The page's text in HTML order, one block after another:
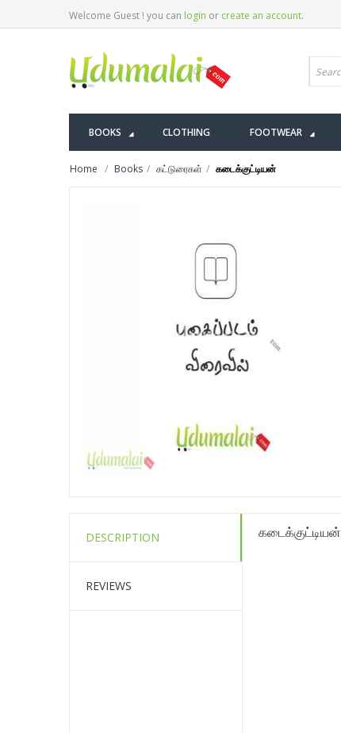
Welcome Guest ! you can login or create an account.
BOOKS CLOTHING FOOTWEAR
Home Books கட்டுரைகள் கடைக்குட்டியன்
DESCRIPTION
REVIEWS
கடைக்குட்டியன்